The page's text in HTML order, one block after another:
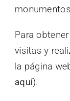
Para
visitas y
la página
aquí).